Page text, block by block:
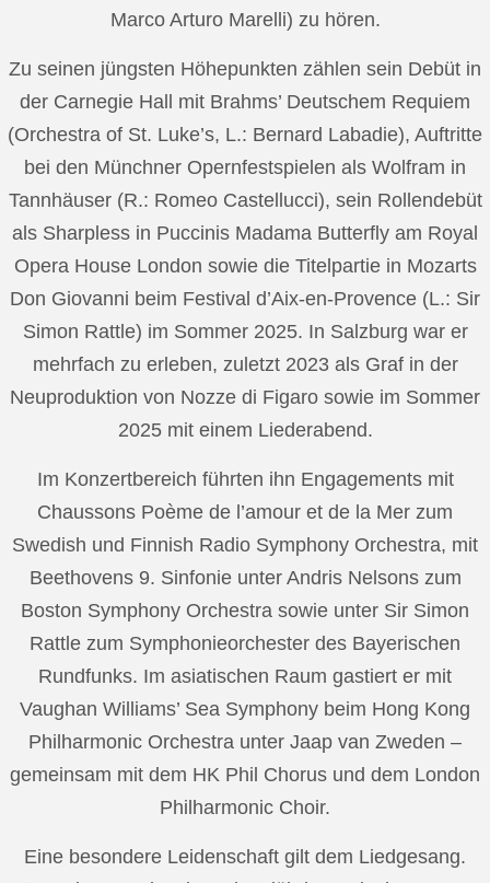
Marco Arturo Marelli) zu hören.
Zu seinen jüngsten Höhepunkten zählen sein Debüt in
der Carnegie Hall mit Brahms’ Deutschem Requiem
(Orchestra of St. Luke’s, L.: Bernard Labadie), Auftritte
bei den Münchner Opernfestspielen als Wolfram in
Tannhäuser (R.: Romeo Castellucci), sein Rollendebüt
als Sharpless in Puccinis Madama Butterfly am Royal
Opera House London sowie die Titelpartie in Mozarts
Don Giovanni beim Festival d’Aix-en-Provence (L.: Sir
Simon Rattle) im Sommer 2025. In Salzburg war er
mehrfach zu erleben, zuletzt 2023 als Graf in der
Neuproduktion von Nozze di Figaro sowie im Sommer
2025 mit einem Liederabend.
Im Konzertbereich führten ihn Engagements mit
Chaussons Poème de l’amour et de la Mer zum
Swedish und Finnish Radio Symphony Orchestra, mit
Beethovens 9. Sinfonie unter Andris Nelsons zum
Boston Symphony Orchestra sowie unter Sir Simon
Rattle zum Symphonieorchester des Bayerischen
Rundfunks. Im asiatischen Raum gastiert er mit
Vaughan Williams’ Sea Symphony beim Hong Kong
Philharmonic Orchestra unter Jaap van Zweden –
gemeinsam mit dem HK Phil Chorus und dem London
Philharmonic Choir.
Eine besondere Leidenschaft gilt dem Liedgesang.